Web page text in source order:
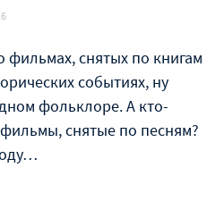
снятых по книгам
событиях, ну
фольклоре. А кто-
снятые по песням?